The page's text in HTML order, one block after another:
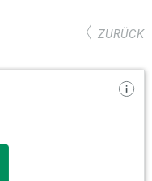
ZURÜCK